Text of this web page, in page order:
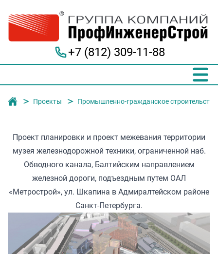
+7 (812) 309-11-88
Группа компаний "ПрофИнженерСтрой"
Проекты Промышленно-гражданское строительство
Проект планировки и проект межевания территории
музея железнодорожной техники, ограниченной наб.
Обводного канала, Балтийским направлением
железной дороги, подъездным путем ОАЛ
«Метрострой», ул. Шкапина в Адмиралтейском районе
Санкт-Петербурга.